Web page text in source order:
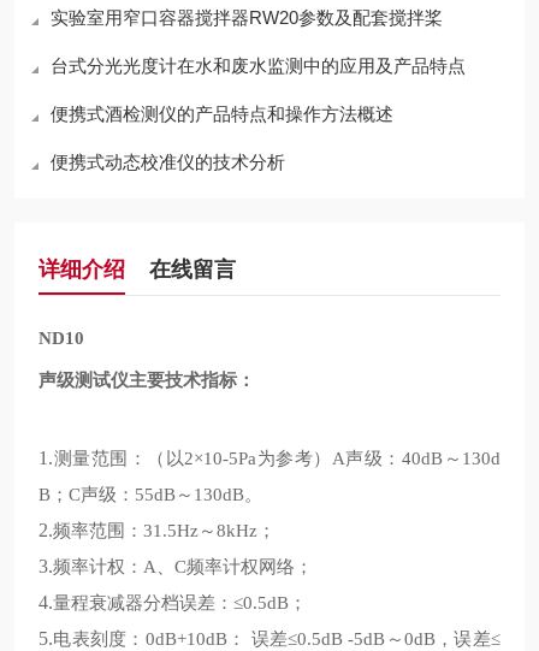
实验室用窄口容器搅拌器RW20参数及配套搅拌桨
台式分光光度计在水和废水监测中的应用及产品特点
便携式酒检测仪的产品特点和操作方法概述
便携式动态校准仪的技术分析
详细介绍 在线留言
ND10
声级测试仪主要技术指标：
1.测量范围： （ 以2×10-5Pa为参考）A声级： 40dB～ 130d
B ； C声级： 55dB～ 130dB。
2.频率范围： 31.5Hz～8kHz ；
3.频率计权： A C频率计权网络；
4.量程衰减器分档误差： ≤0.5dB ；
5.电表刻度： 0dB+10dB： 误差≤0.5dB -5dB ～0dB，误差≤